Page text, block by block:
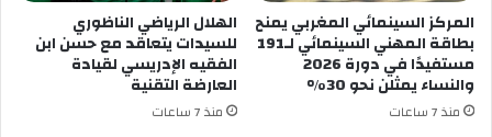
المركز السينمائي المغربي يمنح
بطاقة المهني السينمائي لـ191
مستفيدًا في دورة 2026
والنساء يمثلن نحو 30%
منذ 7 ساعات
الهلال الرياضي الناظوري
للسيدات يتعاقد مع حسن ابن
الفقيه الإدريسي لقيادة
العارضة التقنية
منذ 7 ساعات